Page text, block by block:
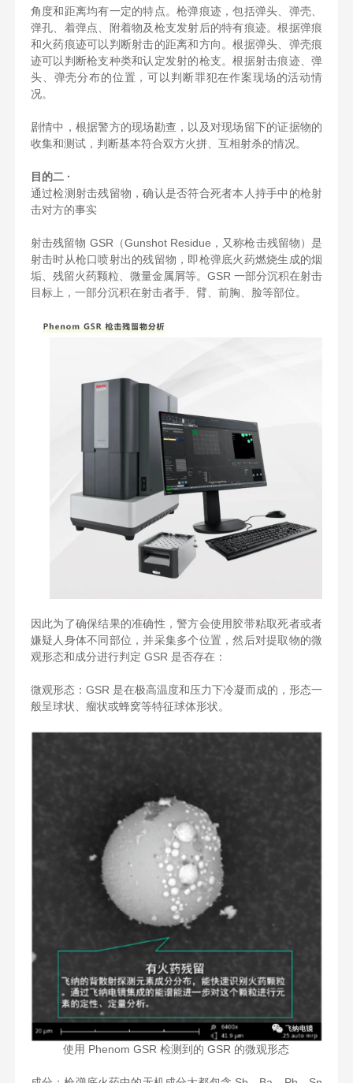
角度和距离均有一定的特点。枪弹痕迹，包括弹头、弹壳、
弹孔、着弹点、附着物及枪支发射后的特有痕迹。根据弹痕
和火药痕迹可以判断射击的距离和方向。根据弹头、弹壳痕
迹可以判断枪支种类和认定发射的枪支。根据射击痕迹、弹
头、弹壳分布的位置，可以判断罪犯在作案现场的活动情
况。
剧情中，根据警方的现场勘查，以及对现场留下的证据物的
收集和测试，判断基本符合双方火拼、互相射杀的情况。
目的二 ·
通过检测射击残留物，确认是否符合死者本人持手中的枪射
击对方的事实
射击残留物 GSR（Gunshot Residue，又称枪击残留物）是
射击时从枪口喷射出的残留物，即枪弹底火药燃烧生成的烟
垢、残留火药颗粒、微量金属屑等。GSR 一部分沉积在射击
目标上，一部分沉积在射击者手、臂、前胸、脸等部位。
因此为了确保结果的准确性，警方会使用胶带粘取死者或者
嫌疑人身体不同部位，并采集多个位置，然后对提取物的微
观形态和成分进行判定 GSR 是否存在：
微观形态：GSR 是在极高温度和压力下冷凝而成的，形态一
般呈球状、瘤状或蜂窝等特征球体形状。
使用 Phenom GSR 检测到的 GSR 的微观形态